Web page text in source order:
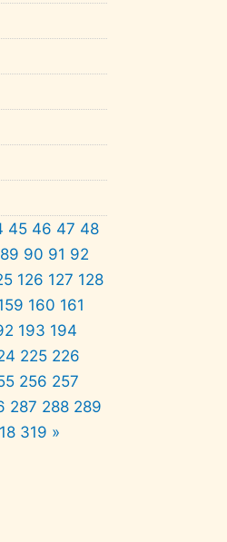
45 46 47 48
89 90 91 92
126 127 128
160 161
193 194
225 226
256 257
287 288 289
319 »